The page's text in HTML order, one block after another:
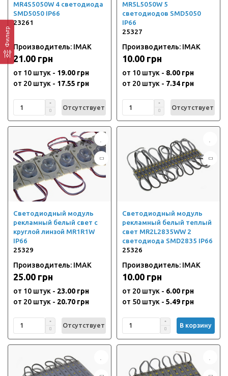
Фильтр
MR4S5050W 4 светодиода
SMD5050 IP66
23261
Производитель: IMAK
21.00 грн
от 10 штук - 19.00 грн
от 20 штук - 17.55 грн
Отсутствует
MR5L5050W 5
светодиодов SMD5050
IP66
25327
Производитель: IMAK
10.00 грн
от 10 штук - 8.00 грн
от 20 штук - 7.34 грн
Отсутствует
Светодиодный модуль
рекламный белый свет с
круглой линзой MR1R1W
IP66
25329
Производитель: IMAK
25.00 грн
от 10 штук - 23.00 грн
от 20 штук - 20.70 грн
Отсутствует
Светодиодный модуль
рекламный белый теплый
свет MR2L2835WW 2
светодиода SMD2835 IP66
25326
Производитель: IMAK
10.00 грн
от 20 штук - 6.00 грн
от 50 штук - 5.49 грн
В корзину